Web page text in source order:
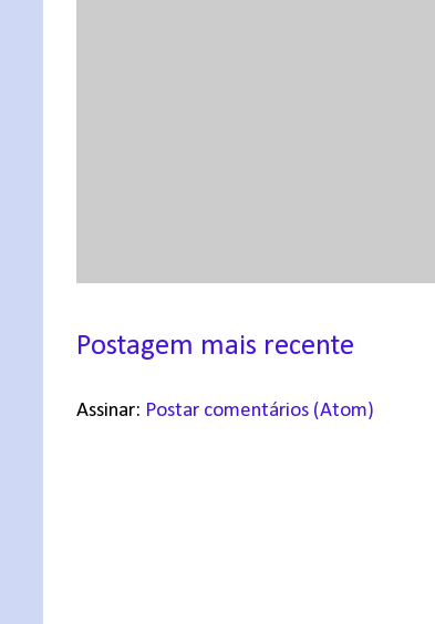
Postagem mais recente
Assinar: Postar comentários (Atom)